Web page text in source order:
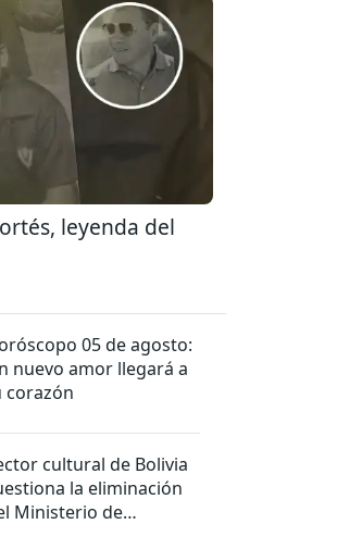
leyenda del
05 de agosto:
nuevo amor llegará a
corazón
cultural de Bolivia
la eliminación
Ministerio de